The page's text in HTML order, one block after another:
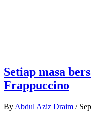
Setiap masa
Frappuccino
By Abdul Aziz Draim /